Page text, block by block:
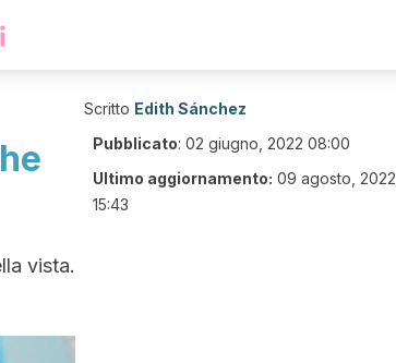
vista.
Scritto Edith Sánchez
Pubblicato: 02 giugno, 2022 08:00
Ultimo aggiornamento: 09 agosto, 2022
15:43